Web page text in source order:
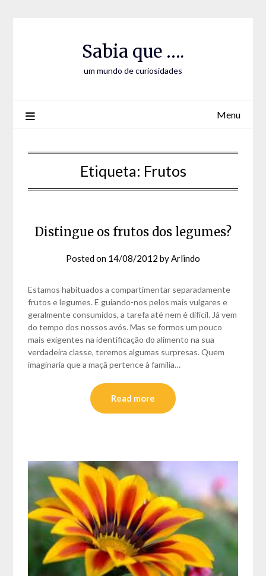
Sabia que ….
um mundo de curiosidades
Menu
Etiqueta: Frutos
Distingue os frutos dos legumes?
Posted on 14/08/2012 byArlindo
Estamos habituados a compartimentar separadamente
frutos e legumes. E guiando-nos pelos mais vulgares e
geralmente consumidos, a tarefa até nem é difícil. Já vem
do tempo dos nossos avós. Mas se formos um pouco
mais exigentes na identificação do alimento na sua
verdadeira classe, teremos algumas surpresas. Quem
imaginaria que a maçã pertence à família…
Read more